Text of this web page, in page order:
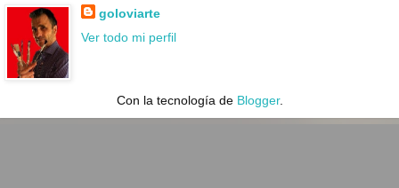
goloviarte
Ver todo mi perfil
Con la tecnología de Blogger.